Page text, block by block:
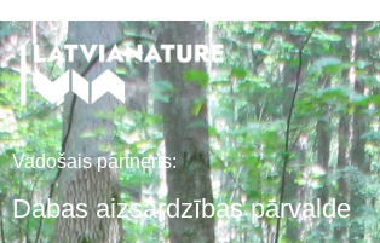
Vadošais partneris:
Dabas aizsardzības pārvalde